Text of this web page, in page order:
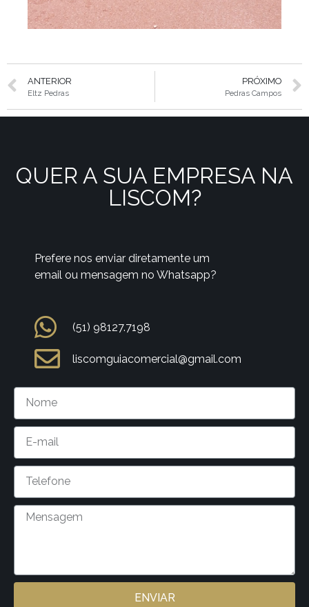
ANTERIOR
Eltz Pedras
PRÓXIMO
Pedras Campos
QUER A SUA EMPRESA NA
LISCOM?
Prefere nos enviar diretamente um
email ou mensagem no Whatsapp?
(51) 98127.7198
liscomguiacomercial@gmail.com
ENVIAR